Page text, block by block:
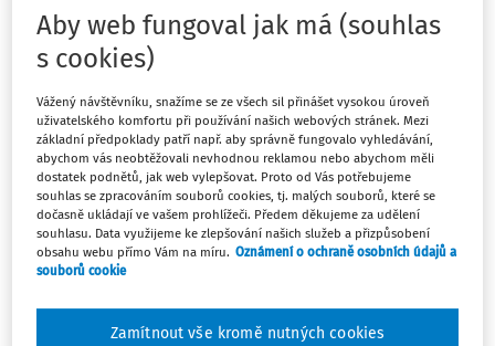
vzdělávacím procesu. PhDr. Hana Moraová, Ph.D.,
laureátka stříbrné Zlaté karabiny, o své roli zástupkyně
přesně takto hovoří. Šestým rokem působí na
Konzervatoři Duncan centre v Praze, která se zaměřuje
na současný tanec a jako jediná v republice ho nabízí
jeho šestiletý vzdělávací obor. Jak se stane, že má škola
95 žáků a 45 učitelů? A co znamená slovo Duncan? I to se
dozvíte v našem rozhovoru.
Bylo to pro vás překvapení, když při předávání stříbrné
že ji získáte?
Aby web fungoval jak má (souhlas
s cookies)
Vážený návštěvníku, snažíme se ze všech sil přinášet vysokou úroveň
uživatelského komfortu při používání našich webových stránek. Mezi
základní předpoklady patří např. aby správně fungovalo vyhledávání,
abychom vás neobtěžovali nevhodnou reklamou nebo abychom měli
dostatek podnětů, jak web vylepšovat. Proto od Vás potřebujeme
souhlas se zpracováním souborů cookies, tj. malých souborů, které se
dočasně ukládají ve vašem prohlížeči. Předem děkujeme za udělení
souhlasu. Data využijeme ke zlepšování našich služeb a přizpůsobení
obsahu webu přímo Vám na míru. Oznámení o ochraně osobních údajů a
souborů cookie
Zamítnout vše kromě nutných cookies